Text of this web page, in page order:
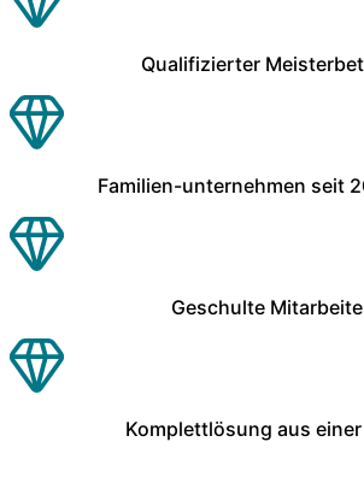
Qualifizierter
Familien-unternehmen seit
Geschulte
Komplettlösung aus